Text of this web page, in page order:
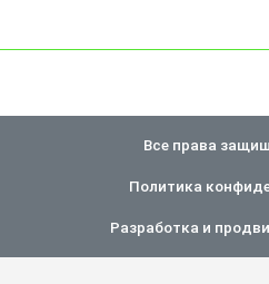
Все права
Политика
Разработка и